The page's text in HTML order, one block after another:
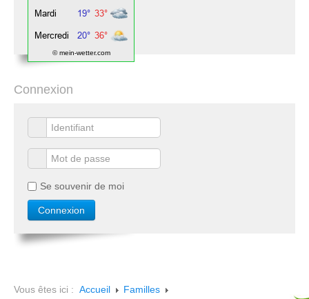
© mein-wetter.com
Connexion
Se souvenir de moi
Vous êtes ici : Accueil
Familles